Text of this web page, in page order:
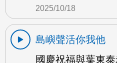
2025/10/18
島嶼聲活你我他
國慶祝福與葉東